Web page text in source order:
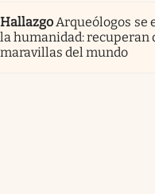
Hallazgo Arqueólogos se
la humanidad: recuperan
maravillas del mundo